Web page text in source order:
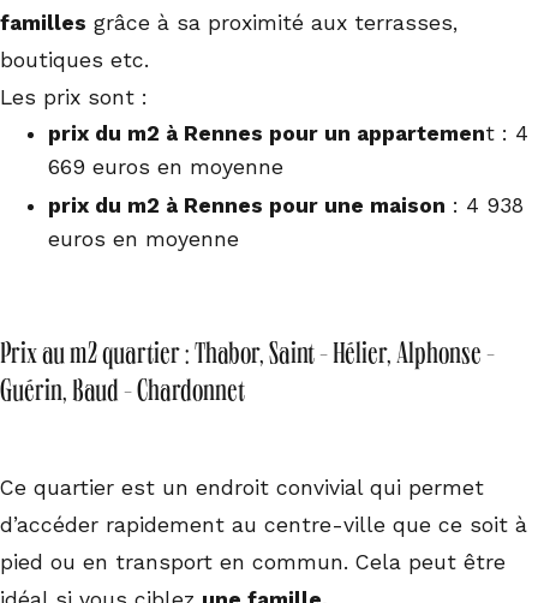
familles grâce à sa proximité aux terrasses,
boutiques etc.
Les prix sont :
prix du m2 à Rennes pour un appartement : 4
669 euros en moyenne
prix du m2 à Rennes pour une maison : 4 938
euros en moyenne
Prix au m2 quartier : Thabor, Saint - Hélier, Alphonse -
Guérin, Baud - Chardonnet
Ce quartier est un endroit convivial qui permet
d’accéder rapidement au centre-ville que ce soit à
pied ou en transport en commun. Cela peut être